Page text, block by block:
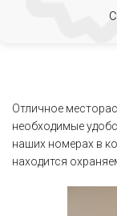
Отличное
необходимые
наших номерах в
находится